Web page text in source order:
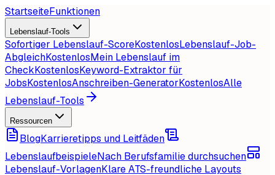
StartseiteFunktionen
Lebenslauf-Tools
Sofortiger Lebenslauf-ScoreKostenlosLebenslauf-Job-
AbgleichKostenlosMein Lebenslauf im
CheckKostenlosKeyword-Extraktor für
JobsKostenlosAnschreiben-GeneratorKostenlosAlle
Lebenslauf-Tools
Ressourcen
BlogKarrieretipps und Leitfäden
LebenslaufbeispieleNach Berufsfamilie durchsuchen
Lebenslauf-VorlagenKlare ATS-freundliche Layouts